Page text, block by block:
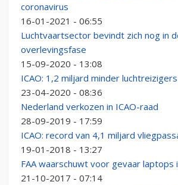
coronavirus
16-01-2021 - 06:55
Luchtvaartsector bevindt zich nog in
overlevingsfase
15-09-2020 - 13:08
ICAO: 1,2 miljard minder
23-04-2020 - 08:36
Nederland verkozen in ICAO-raad
28-09-2019 - 17:59
ICAO: record van 4,1 miljard
19-01-2018 - 13:27
FAA waarschuwt voor gevaar laptops
21-10-2017 - 07:14